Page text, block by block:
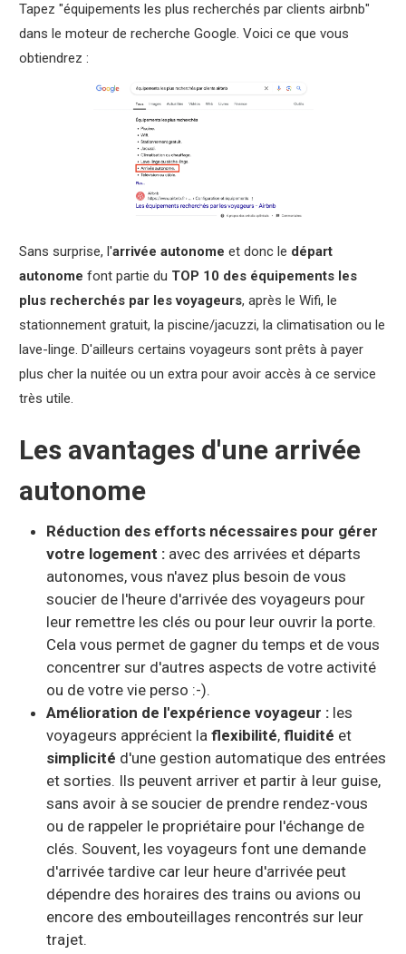
Tapez "équipements les plus recherchés par clients airbnb"
dans le moteur de recherche Google. Voici ce que vous
obtiendrez :
Sans surprise, l'arrivée autonome et donc le départ
autonome font partie du TOP 10 des équipements les
plus recherchés par les voyageurs, après le Wifi, le
stationnement gratuit, la piscine/jacuzzi, la climatisation ou le
lave-linge. D'ailleurs certains voyageurs sont prêts à payer
plus cher la nuitée ou un extra pour avoir accès à ce service
très utile.
Les avantages d'une arrivée
autonome
Réduction des efforts nécessaires pour gérer
votre logement :avec des arrivées et départs
autonomes, vous n'avez plus besoin de vous
soucier de l'heure d'arrivée des voyageurs pour
leur remettre les clés ou pour leur ouvrir la porte.
Cela vous permet de gagner du temps et de vous
concentrer sur d'autres aspects de votre activité
ou de votre vie perso :-).
Amélioration de l'expérience voyageur :les
voyageurs apprécient la flexibilité, fluidité et
simplicité d'une gestion automatique des entrées
et sorties. Ils peuvent arriver et partir à leur guise,
sans avoir à se soucier de prendre rendez-vous
ou de rappeler le propriétaire pour l'échange de
clés. Souvent, les voyageurs font une demande
d'arrivée tardive car leur heure d'arrivée peut
dépendre des horaires des trains ou avions ou
encore des embouteillages rencontrés sur leur
trajet.